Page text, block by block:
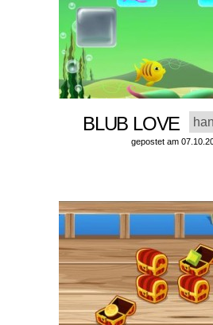
BLUB LOVE
gepostet am